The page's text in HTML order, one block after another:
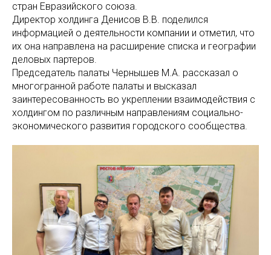
стран Евразийского союза.
Директор холдинга Денисов В.В. поделился
информацией о деятельности компании и отметил, что
их она направлена на расширение списка и географии
деловых партеров.
Председатель палаты Чернышев М.А. рассказал о
многогранной работе палаты и высказал
заинтересованность во укреплении взаимодействия с
холдингом по различным направлениям социально-
экономического развития городского сообщества.